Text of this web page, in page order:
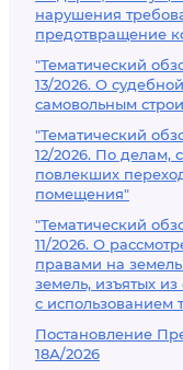
нарушения
предотвращение
"Тематический
13/2026. О
самовольным
"Тематический
12/2026. По делам,
повлекших
помещения"
"Тематический
11/2026. О
правами на
земель, изъятых
с использованием
Постановление
18А/2026